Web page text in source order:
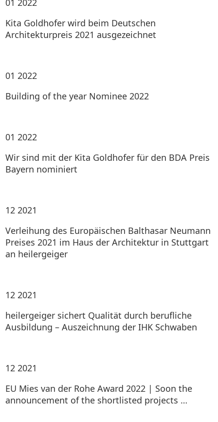
Kita Goldhofer wird beim Deutschen
Architekturpreis 2021 ausgezeichnet
01 2022
Building of the year Nominee 2022
01 2022
Wir sind mit der Kita Goldhofer für den BDA Preis
Bayern nominiert
12 2021
Verleihung des Europäischen Balthasar Neumann
Preises 2021 im Haus der Architektur in Stuttgart
an heilergeiger
12 2021
heilergeiger sichert Qualität durch berufliche
Ausbildung – Auszeichnung der IHK Schwaben
12 2021
EU Mies van der Rohe Award 2022 | Soon the
announcement of the shortlisted projects …